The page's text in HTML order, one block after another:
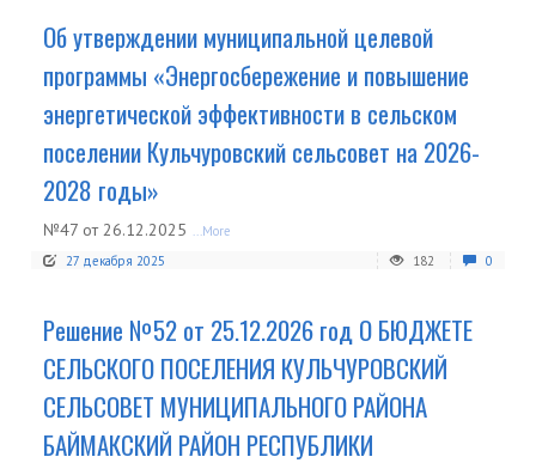
Об утверждении муниципальной целевой
программы «Энергосбережение и повышение
энергетической эффективности в сельском
поселении Кульчуровский сельсовет на 2026-
2028 годы»
№47 от 26.12.2025 ...More
27 декабря 2025
182 0
Решение №52 от 25.12.2026 год О БЮДЖЕТЕ
СЕЛЬСКОГО ПОСЕЛЕНИЯ КУЛЬЧУРОВСКИЙ
СЕЛЬСОВЕТ МУНИЦИПАЛЬНОГО РАЙОНА
БАЙМАКСКИЙ РАЙОН РЕСПУБЛИКИ